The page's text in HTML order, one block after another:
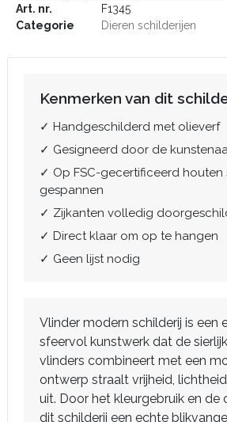
Art. nr.
F1345
Categorie
Dieren schilderijen
Kenmerken van dit
✓ Handgeschilderd met olieverf
✓ Gesigneerd door de
✓ Op FSC-gecertificeerd houten
gespannen
✓ Zijkanten volledig
✓ Direct klaar om op te hangen
✓ Geen lijst nodig
Vlinder modern schilderij is een
sfeervol kunstwerk dat de
vlinders combineert met een
ontwerp straalt vrijheid,
uit. Door het kleurgebruik en de
dit schilderij een echte